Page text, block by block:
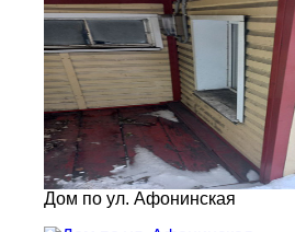
Дом по ул. Афонинская